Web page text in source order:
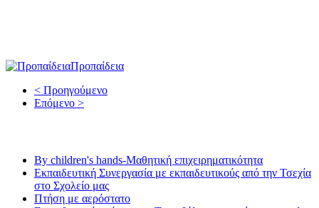
Προπαίδεια
< Προηγούμενο
Επόμενο >
By children's hands-Μαθητική επιχειρηματικότητα
Εκπαιδευτική Συνεργασία με εκπαιδευτικούς από την Τσεχία
στο Σχολείο μας
Πτήση με αερόστατο